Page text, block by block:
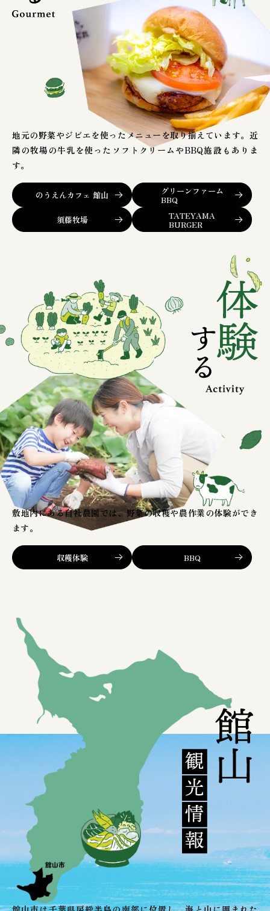
地元の野菜やジビエを使ったメニューを取り揃えています。近
隣の牧場の牛乳を使ったソフトクリームやBBQ施設もありま
す。
のうえんカフェ 館山 グリーンファーム
BBQ
須藤牧場
TATEYAMA
BURGER
敷地内にある自社農園では、野菜の収穫や農作業の体験ができ
ます。
収穫体験 BBQ